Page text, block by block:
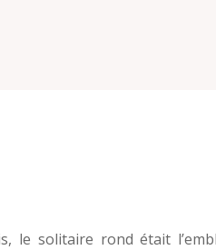
le solitaire rond était